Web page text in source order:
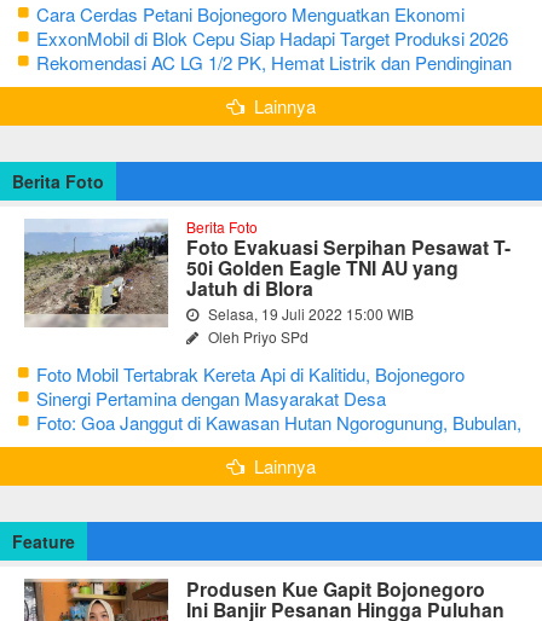
Cara Cerdas Petani Bojonegoro Menguatkan Ekonomi
Keluarga
ExxonMobil di Blok Cepu Siap Hadapi Target Produksi 2026
Rekomendasi AC LG 1/2 PK, Hemat Listrik dan Pendinginan
Maksimal
Lainnya
Berita Foto
Berita Foto
Foto Evakuasi Serpihan Pesawat T-
50i Golden Eagle TNI AU yang
Jatuh di Blora
Selasa, 19 Juli 2022 15:00 WIB
Oleh Priyo SPd
Foto Mobil Tertabrak Kereta Api di Kalitidu, Bojonegoro
Sinergi Pertamina dengan Masyarakat Desa
Foto: Goa Janggut di Kawasan Hutan Ngorogunung, Bubulan,
Bojonegoro
Lainnya
Feature
Produsen Kue Gapit Bojonegoro
Ini Banjir Pesanan Hingga Puluhan